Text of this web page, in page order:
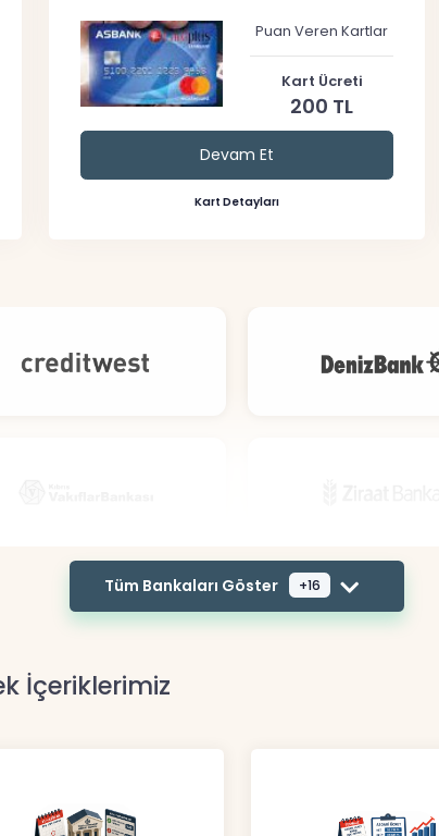
Puan Veren Kartlar
Kart Ücreti
200 TL
Devam Et
Kart Detayları
Tüm Bankaları Göster +16
İçeriklerimiz